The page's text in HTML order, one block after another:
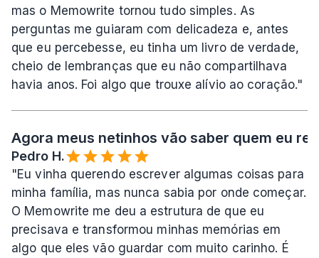
mas o Memowrite tornou tudo simples. As
perguntas me guiaram com delicadeza e, antes
que eu percebesse, eu tinha um livro de verdade,
cheio de lembranças que eu não compartilhava
havia anos. Foi algo que trouxe alívio ao coração."
Agora meus netinhos vão saber quem eu
Pedro H.
"Eu vinha querendo escrever algumas coisas para
minha família, mas nunca sabia por onde começar.
O Memowrite me deu a estrutura de que eu
precisava e transformou minhas memórias em
algo que eles vão guardar com muito carinho. É